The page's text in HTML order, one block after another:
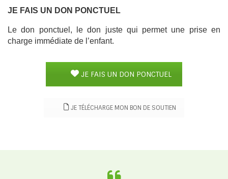
JE FAIS UN DON PONCTUEL
Le don ponctuel, le don juste qui permet une prise en
charge immédiate de l’enfant.
JE FAIS UN DON PONCTUEL
JE TÉLÉCHARGE MON BON DE SOUTIEN